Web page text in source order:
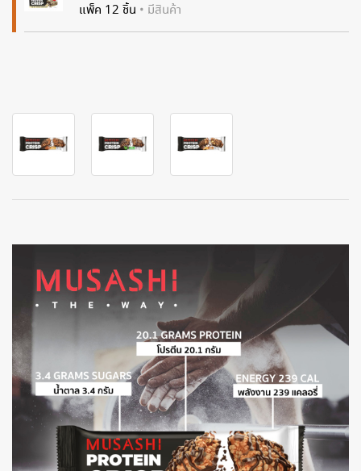
แพ็ค 12 ชิ้น • มีสินค้า